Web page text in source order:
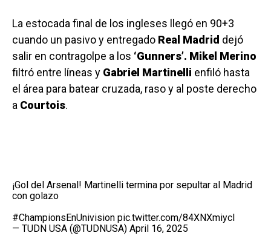
La estocada final de los ingleses llegó en 90+3
cuando un pasivo y entregado Real Madrid dejó
salir en contragolpe a los ‘Gunners’. Mikel Merino
filtró entre líneas y Gabriel Martinelli enfiló hasta
el área para batear cruzada, raso y al poste derecho
a Courtois.
¡Gol del Arsenal! Martinelli termina por sepultar al Madrid
con golazo
#ChampionsEnUnivision pic.twitter.com/84XNXmiycI
— TUDN USA (@TUDNUSA) April 16, 2025